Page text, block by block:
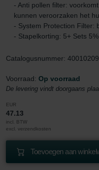
- Anti pollen filter:
kunnen veroorzaken het
- System Protection Filter:
- Stapelkorting: 5+ Sets
Catalogusnummer:
Voorraad: Op voorraad
De levering vindt doorgaans
EUR
47.13
incl. BTW
excl. verzendkosten
Toevoegen aan